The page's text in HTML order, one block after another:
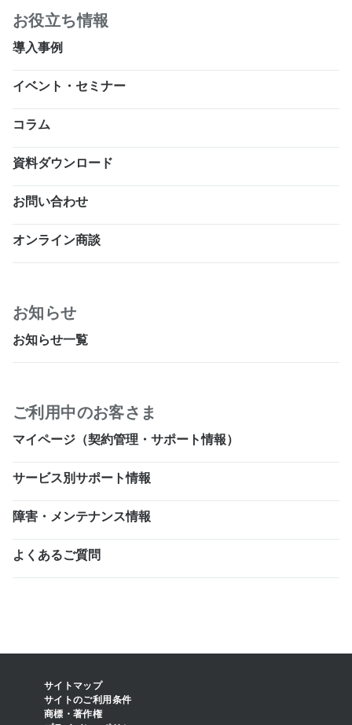
お役立ち情報
導入事例
イベント・セミナー
コラム
資料ダウンロード
お問い合わせ
オンライン商談
お知らせ
お知らせ一覧
ご利用中のお客さま
マイページ（契約管理・サポート情報）
サービス別サポート情報
障害・メンテナンス情報
よくあるご質問
サイトマップ
サイトのご利用条件
商標・著作権